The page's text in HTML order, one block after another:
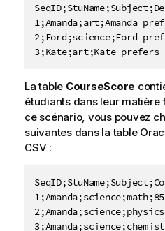
1;Amanda;art;Amanda
2;Ford;science;Ford
3;Kate;art;Kate
La table CourseScore
étudiants dans leur matière
ce scénario, vous pouvez
suivantes dans la table
CSV :